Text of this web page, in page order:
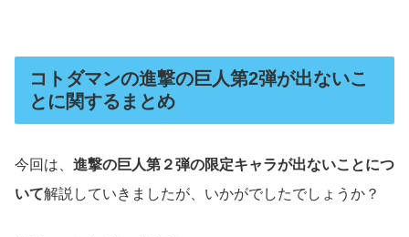
コトダマンの進撃の巨人第2弾が出ないこ
とに関するまとめ
今回は、 進撃の巨人第２弾の限定キャラが出ないことにつ
いて解説していきましたが、いかがでしたでしょうか？